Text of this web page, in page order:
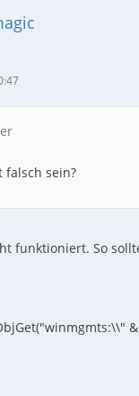
falsch sein?
funktioniert. So